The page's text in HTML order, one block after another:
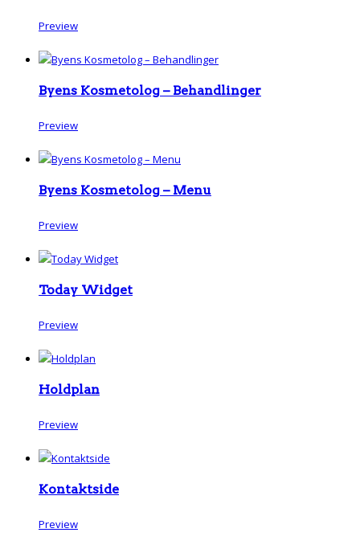
Preview
Byens Kosmetolog – Behandlinger
Preview
Byens Kosmetolog – Menu
Preview
Today Widget
Preview
Holdplan
Preview
Kontaktside
Preview